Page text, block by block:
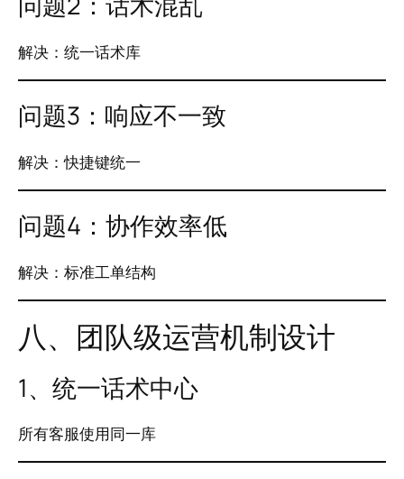
解决：统一话术库
问题3：响应不一致
解决：快捷键统一
问题4：协作效率低
解决：标准工单结构
八、团队级运营机制设计
1、统一话术中心
所有客服使用同一库